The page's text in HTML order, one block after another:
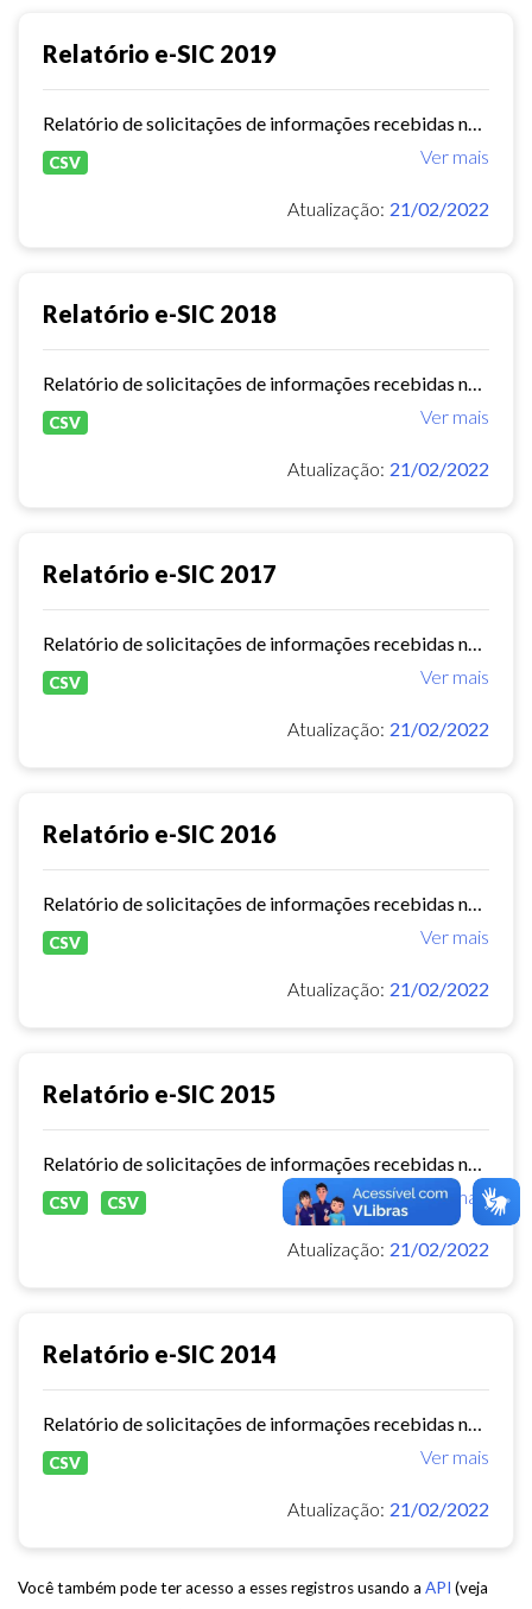
Relatório e-SIC 2019
Ver mais
CSV
Atualização: 21/02/2022
Relatório e-SIC 2018
Ver mais
CSV
Atualização: 21/02/2022
Relatório e-SIC 2017
Ver mais
CSV
Atualização: 21/02/2022
Relatório e-SIC 2016
Ver mais
CSV
Atualização: 21/02/2022
Relatório e-SIC 2015
Ver mais
CSV CSV
Atualização: 21/02/2022
Relatório e-SIC 2014
Ver mais
CSV
Atualização: 21/02/2022
Você também pode ter acesso a esses registros usando a API (veja